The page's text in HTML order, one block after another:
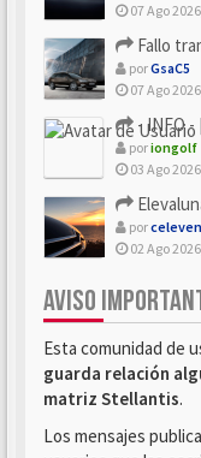
07 Ago
Fallo
porGsaC5
07 Ago
- INFO -
poriongolf
03 Ago
por
02 Ago
AVISO
Esta comunidad de
guarda relación
matriz Stellantis.
Los mensajes